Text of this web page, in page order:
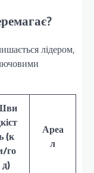
лідером,
(к
го
д)
Ареа
л